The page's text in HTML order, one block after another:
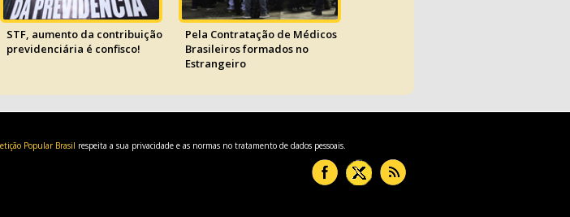
STF, aumento da contribuição
previdenciária é confisco!
Pela Contratação de Médicos
Brasileiros formados no
Estrangeiro
Popular Brasil respeita a sua privacidade e as normas no tratamento de dados pessoais.